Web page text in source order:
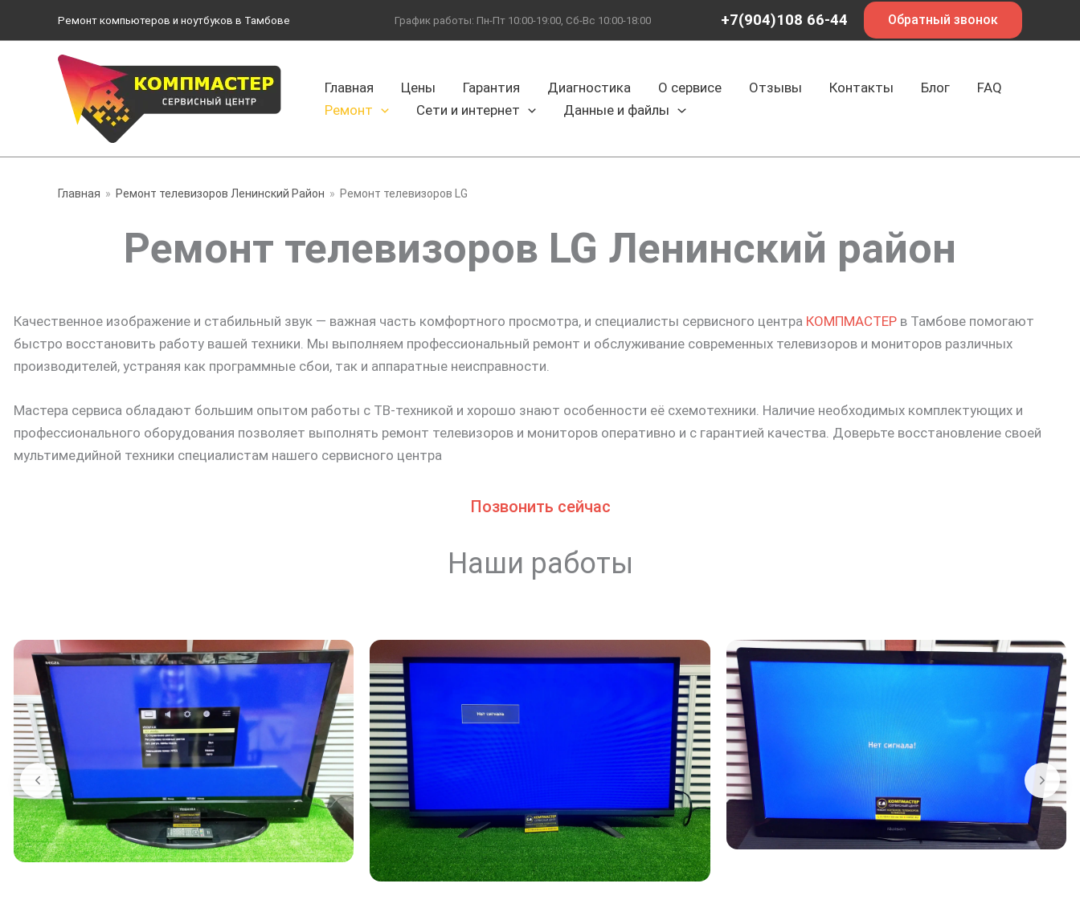
содержимому
Ремонт компьютеров и ноутбуков в Тамбове График работы: Пн-Пт 10:00-19:00, Сб-Вс 10:00-18:00 +7(904)108 66-44 Обратный звонок
Главная Цены Гарантия Диагностика О сервисе Отзывы Контакты Блог
FAQ
Ремонт
Сети и интернет Данные и файлы
Главная Ремонт телевизоров Ленинский Район Ремонт телевизоров LG
Ремонт телевизоров LG Ленинский район
Качественное изображение и стабильный звук — важная часть комфортного просмотра, и специалисты сервисного центра КОМПМАСТЕР в Тамбове помогают
быстро восстановить работу вашей техники. Мы выполняем профессиональный ремонт и обслуживание современных телевизоров и мониторов различных
производителей, устраняя как программные сбои, так и аппаратные неисправности.
Мастера сервиса обладают большим опытом работы с ТВ-техникой и хорошо знают особенности её схемотехники. Наличие необходимых комплектующих и
профессионального оборудования позволяет выполнять ремонт телевизоров и мониторов оперативно и с гарантией качества. Доверьте восстановление своей
мультимедийной техники специалистам нашего сервисного центра
Позвонить сейчас
Наши работы